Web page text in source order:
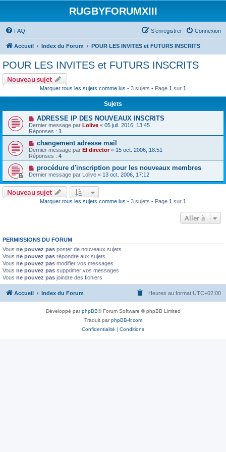
RUGBYFORUMXIII
FAQ Connexion
S’enregistrer
Accueil Index du Forum POUR LES INVITES et FUTURS INSCRITS
POUR LES INVITES et FUTURS INSCRITS
Nouveau sujet
Marquer tous les sujets comme lus • 3 sujets • Page 1 sur 1
Sujets
ADRESSE IP DES NOUVEAUX INSCRITS
Dernier message par Lolive « 05 juil. 2016, 13:45
Réponses : 1
changement adresse mail
Dernier message par El director« 15 oct. 2006, 18:51
Réponses : 4
procédure d'inscription pour les nouveaux membres
Dernier message par Lolive « 13 oct. 2006, 17:12
Nouveau sujet
Marquer tous les sujets comme lus • 3 sujets • Page 1 sur 1
Aller à
PERMISSIONS DU FORUM
Vous ne pouvez pas poster de nouveaux sujets
Vous ne pouvez pas répondre aux sujets
Vous ne pouvez pas modifier vos messages
Vous ne pouvez pas supprimer vos messages
Vous ne pouvez pas joindre des fichiers
Accueil Index du Forum Heures au format UTC+02:00
Développé parphpBB® Forum Software © phpBB Limited
Traduit parphpBB-fr.com
Confidentialité | Conditions